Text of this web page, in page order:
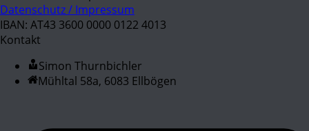
Datenschutz / Impressum
IBAN: AT43 3600 0000 0122 4013
Kontakt
Simon Thurnbichler
Mühltal 58a, 6083 Ellbögen